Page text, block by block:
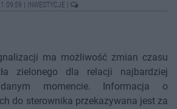
09:59 INWESTYCJE
ma możliwość zmian czasu
zielonego dla relacji najbardziej
momencie. Informacja o
do sterownika przekazywana jest za